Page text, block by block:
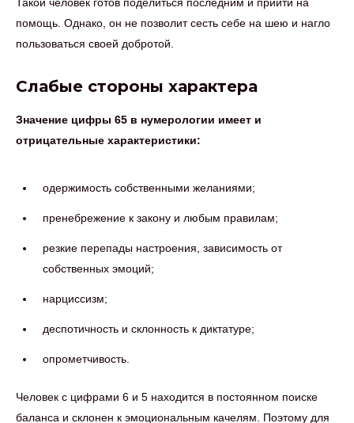
помощь. Однако, он не позволит сесть себе на шею и нагло
пользоваться своей добротой.
Слабые стороны характера
Значение цифры 65 в нумерологии имеет и
отрицательные характеристики:
одержимость собственными желаниями;
пренебрежение к закону и любым правилам;
резкие перепады настроения, зависимость от
собственных эмоций;
нарциссизм;
деспотичность и склонность к диктатуре;
опрометчивость.
Человек с цифрами 6 и 5 находится в постоянном поиске
баланса и склонен к эмоциональным качелям. Поэтому для